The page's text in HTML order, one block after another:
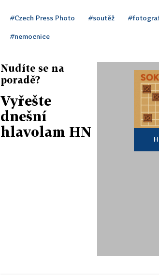
#Czech Press Photo #soutěž
#nemocnice
Nudíte se na
poradě?
Vyřešte
dnešní
hlavolam HN